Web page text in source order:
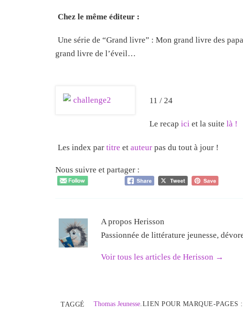
Chez le même éditeur :
Une série de “Grand livre” : Mon grand livre des
grand livre de l’éveil…
11 / 24
Le recap ici et la suite là !
Les index par titre et auteur pas du tout à jour !
Nous suivre et partager :
A propos Herisson
Passionnée de littérature jeunesse,
Voir tous les articles de Herisson →
TAGGÉ Thomas Jeunesse.LIEN POUR MARQUE-PAGES :